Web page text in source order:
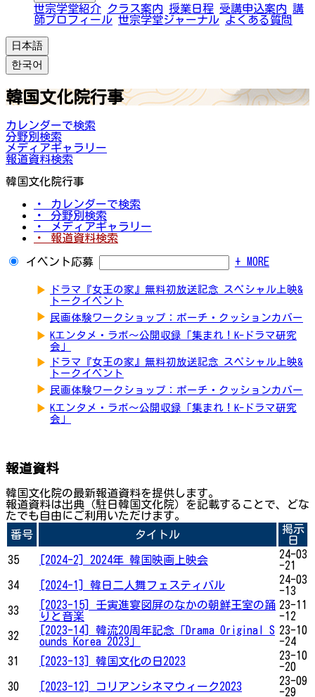
世宗学堂紹介 クラス案内 授業日程 受講申込案内 講
師プロフィール 世宗学堂ジャーナル よくある質問
日本語
한국어
韓国文化院行事
カレンダーで検索
分野別検索
メディアギャラリー
報道資料検索
韓国文化院行事
・ カレンダーで検索
・ 分野別検索
・ メディアギャラリー
・ 報道資料検索
イベント応募 + MORE
▶
ドラマ『女王の家』無料初放送記念 スペシャル上映&
トークイベント
▶ 民画体験ワークショップ：ポーチ・クッションカバー
▶ Kエンタメ・ラボ～公開収録「集まれ！K-ドラマ研究
会」
▶
ドラマ『女王の家』無料初放送記念 スペシャル上映&
トークイベント
▶ 民画体験ワークショップ：ポーチ・クッションカバー
▶ Kエンタメ・ラボ～公開収録「集まれ！K-ドラマ研究
会」
報道資料
韓国文化院の最新報道資料を提供します。
報道資料は出典（駐日韓国文化院）を記載することで、どな
たでも自由にご利用いただけます。
番号
タイトル
掲示
日
35
[2024-2] 2024年 韓国映画上映会
24-03
-21
34
[2024-1] 韓日二人舞フェスティバル
24-03
-13
33
[2023-15] 壬寅進宴図屏のなかの朝鮮王室の踊
りと音楽
23-11
-12
32
[2023-14] 韓流20周年記念「Drama Original S
ounds Korea 2023」
23-10
-24
31
[2023-13] 韓国文化の日2023
23-10
-20
30
[2023-12] コリアンシネマウィーク2023
23-09
-29